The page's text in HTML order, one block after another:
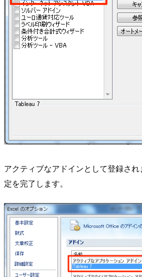
アクティブなアドインとして登録さ
定を完了します。